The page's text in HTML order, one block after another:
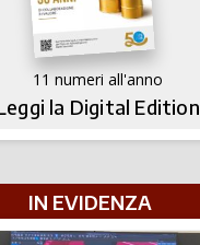
11 numeri all'anno
la Digital Edition
IN EVIDENZA